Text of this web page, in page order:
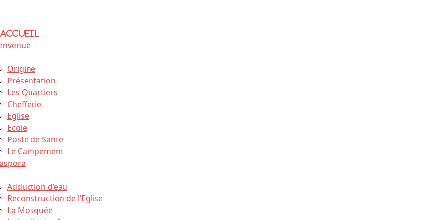
Accueil
Origine
Présentation
Les Quartiers
Chefferie
Eglise
Ecole
Poste de Sante
Le Campement
Adduction d’eau
Reconstruction de l’Eglise
La Mosquée